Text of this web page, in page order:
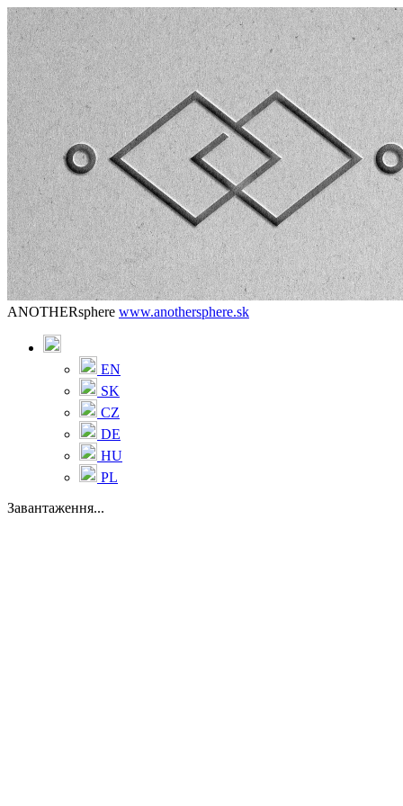
ANOTHERsphere www.anothersphere.sk
EN
SK
CZ
DE
HU
PL
Завантаження...